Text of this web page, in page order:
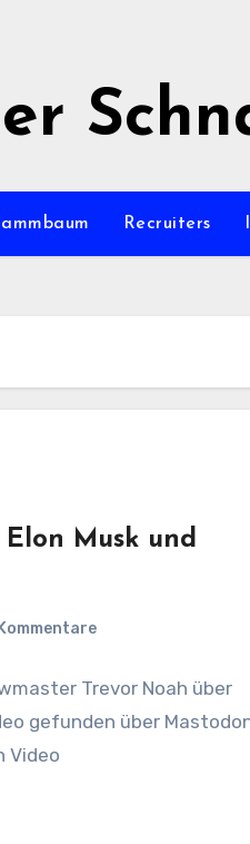
Recruiters
Musk und
Trevor Noah über
gefunden über
Video